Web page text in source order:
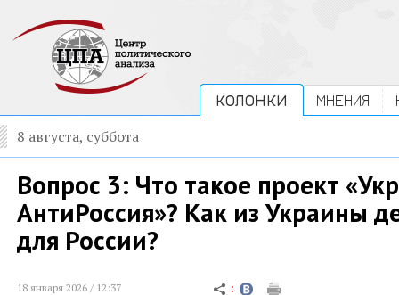
КОЛОНКИ МНЕНИЯ
8 августа, суббота
Вопрос 3: Что такое проект
АнтиРоссия»? Как из Украины
для России?
18 января 2026 / 12:37